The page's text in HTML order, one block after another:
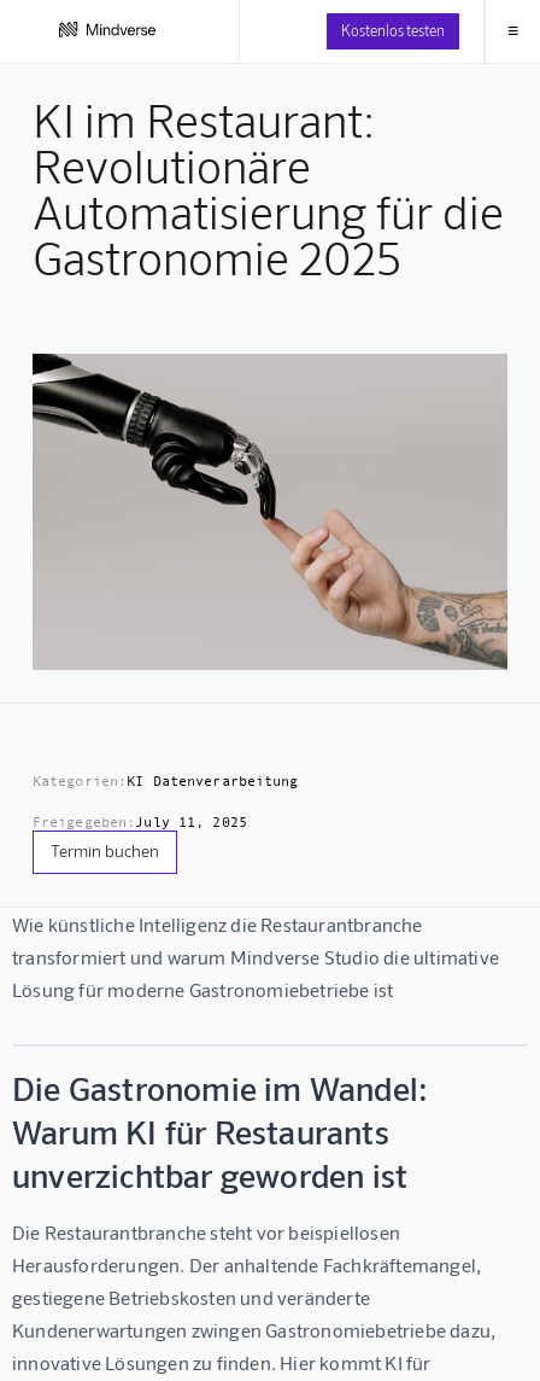
Kostenlos testen ≡
KI im Restaurant:
Revolutionäre
Automatisierung für die
Gastronomie 2025
Kategorien: KI Datenverarbeitung
Freigegeben: July 11, 2025
Termin buchen
Wie künstliche Intelligenz die Restaurantbranche
transformiert und warum Mindverse Studio die ultimative
Lösung für moderne Gastronomiebetriebe ist
Die Gastronomie im Wandel:
Warum KI für Restaurants
unverzichtbar geworden ist
Die Restaurantbranche steht vor beispiellosen
Herausforderungen. Der anhaltende Fachkräftemangel,
gestiegene Betriebskosten und veränderte
Kundenerwartungen zwingen Gastronomiebetriebe dazu,
innovative Lösungen zu finden. Hier kommt KI für